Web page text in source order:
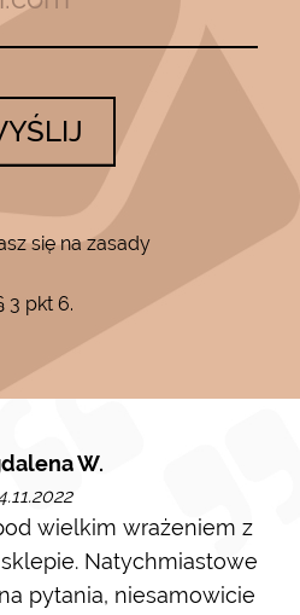
się na zasady
3 pkt 6.
W.
wielkim wrażeniem z
Natychmiastowe
pytania, niesamowicie